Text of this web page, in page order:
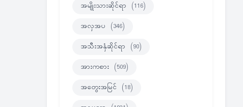
အမျိုးသားဆိုင်ရာ (116)
အလှအပ (346)
အသီးအနှံဆိုင်ရာ (90)
အားကစား (509)
အတွေးအမြင် (18)